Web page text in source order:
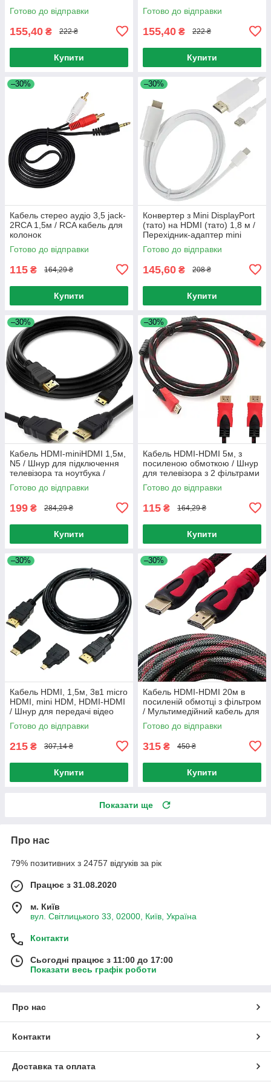
Готово до відправки
155,40 ₴ 222 ₴
Купити
Готово до відправки
155,40 ₴ 222 ₴
Купити
–30%
Кабель стерео аудіо 3,5 jack-
2RCA 1,5м / RCA кабель для
колонок
Готово до відправки
115 ₴ 164,29 ₴
Купити
–30%
Конвертер з Mini DisplayPort
(тато) на HDMI (тато) 1,8 м /
Перехідник-адаптер mini
DisplayPort - HDMI
Готово до відправки
145,60 ₴ 208 ₴
Купити
–30%
Кабель HDMI-miniHDMI 1,5м,
N5 / Шнур для підключення
телевізора та ноутбука /
Відеокабель
Готово до відправки
199 ₴ 284,29 ₴
Купити
–30%
Кабель HDMI-HDMI 5м, з
посиленою обмоткою / Шнур
для телевізора з 2 фільтрами
Готово до відправки
115 ₴ 164,29 ₴
Купити
–30%
Кабель HDMI, 1,5м, 3в1 micro
HDMI, mini HDM, HDMI-HDMI
/ Шнур для передачі відео
сигналу з перехідниками
Готово до відправки
215 ₴ 307,14 ₴
Купити
–30%
Кабель HDMI-HDMI 20м в
посиленій обмотці з фільтром
/ Мультимедійний кабель для
телевізора / Інтерфейсний
шнур
Готово до відправки
315 ₴ 450 ₴
Купити
Показати ще
Про нас
79% позитивних з 24757 відгуків за рік
Працює з 31.08.2020
м. Київ
вул. Світлицького 33, 02000, Київ, Україна
Контакти
Сьогодні працює з 11:00 до 17:00
Показати весь графік роботи
Про нас
Контакти
Доставка та оплата